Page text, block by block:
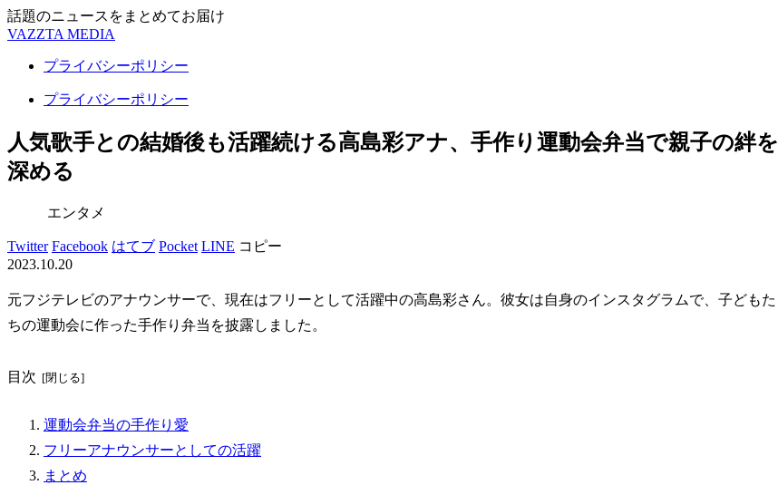
話題のニュースをまとめてお届け
VAZZTA MEDIA
プライバシーポリシー
プライバシーポリシー
人気歌手との結婚後も活躍続ける高島彩アナ、手作り運動会弁当で親子の絆を
深める
エンタメ
Twitter Facebook はてブ Pocket LINE コピー
2023.10.20
元フジテレビのアナウンサーで、現在はフリーとして活躍中の高島彩さん。彼女は自身のインスタグラムで、子どもた
ちの運動会に作った手作り弁当を披露しました。
目次
運動会弁当の手作り愛
フリーアナウンサーとしての活躍
まとめ